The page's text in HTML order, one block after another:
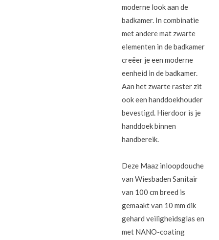
moderne look aan de
badkamer. In combinatie
met andere mat zwarte
elementen in de badkamer
creëer je een moderne
eenheid in de badkamer.
Aan het zwarte raster zit
ook een handdoekhouder
bevestigd. Hierdoor is je
handdoek binnen
handbereik.
Deze Maaz inloopdouche
van Wiesbaden Sanitair
van 100 cm breed is
gemaakt van 10 mm dik
gehard veiligheidsglas en
met NANO-coating